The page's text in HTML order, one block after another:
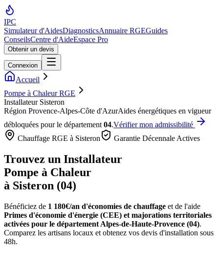
IPC
Simulateur d'AidesDiagnosticsAnnuaire RGEGuides
ConseilsCentre d'AideEspace Pro
Obtenir un devis
Connexion
Accueil
Pompe à Chaleur RGE
Installateur Sisteron
Région Provence-Alpes-Côte d'AzurAides énergétiques en vigueur
débloquées pour le département 04.Vérifier mon admissibilité
Chauffage RGE à Sisteron Garantie Décennale Actives
Trouvez un Installateur
Pompe à Chaleur
à Sisteron (04)
Bénéficiez de 1 180€/an d'économies de chauffage et de l'aide
Primes d'économie d'énergie (CEE) et majorations territoriales
activées pour le département Alpes-de-Haute-Provence (04).
Comparez les artisans locaux et obtenez vos devis d'installation sous
48h.